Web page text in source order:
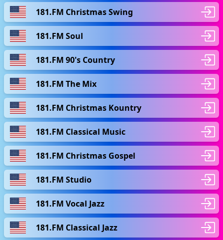
181.FM Christmas Swing
181.FM Soul
181.FM 90's Country
181.FM The Mix
181.FM Christmas Kountry
181.FM Classical Music
181.FM Christmas Gospel
181.FM Studio
181.FM Vocal Jazz
181.FM Classical Jazz